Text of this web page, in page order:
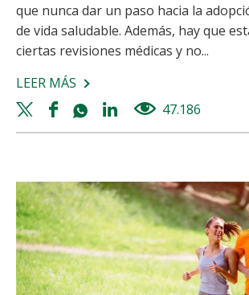
que nunca dar un paso hacia la
de vida saludable. Además, hay que
ciertas revisiones médicas y no...
LEER MÁS SOBRE
LA
SALUD
MUJER
A
PARTIR
DE
LOS
40
Twitter
share
Facebook
share
Whatsapp
share
Linkedin
share
47.186